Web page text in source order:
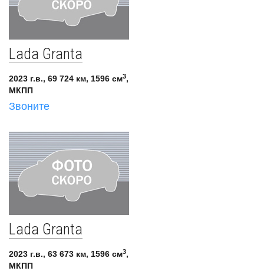
Lada Granta
2023 г.в., 69 724 км, 1596 см3,
МКПП
Звоните
Lada Granta
2023 г.в., 63 673 км, 1596 см3,
МКПП